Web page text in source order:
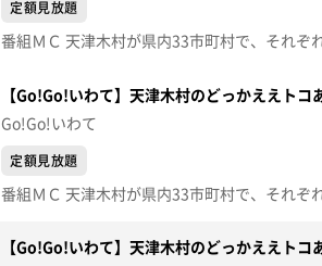
定額見放題
【Go!Go!いわて】天津木村のどっかええト
Go!Go!いわて
定額見放題
【Go!Go!いわて】天津木村のどっかええト